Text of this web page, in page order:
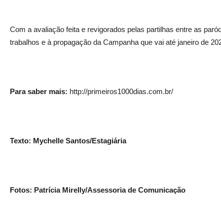
Com a avaliação feita e revigorados pelas partilhas entre as
trabalhos e à propagação da Campanha que vai até janeiro de
Para saber mais: http://primeiros1000dias.com.br/
Texto: Mychelle Santos/Estagiária
Fotos: Patrícia Mirelly/Assessoria de Comunicação